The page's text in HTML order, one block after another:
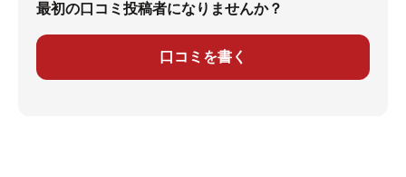
最初の口コミ投稿者になりませんか？
口コミを書く